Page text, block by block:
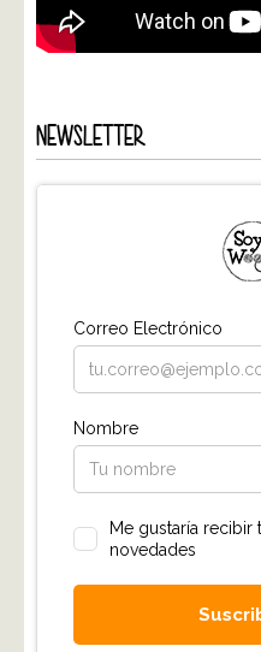
NEWSLETTER